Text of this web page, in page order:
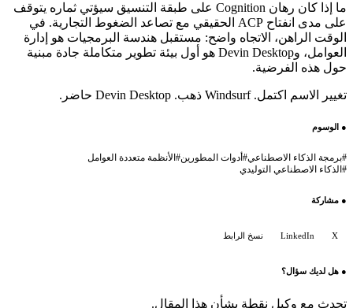
ما إذا كان رهان Cognition على طبقة التنسيق سيؤتي ثماره يتوقف
على مدى انفتاح ACP الحقيقي مع تصاعد الضغوط التجارية. في
الوقت الراهن، الاتجاه واضح: مستقبل هندسة البرمجيات هو إدارة
العوامل، وDevin Desktop هو أول بيئة تطوير متكاملة جادة مبنية
حول هذه الفرضية.
تغيير الاسم اكتمل. Windsurf ذهب. Devin Desktop حاضر.
●الوسوم
برمجة الذكاء الاصطناعي# أدوات المطورين#الأنظمة متعددة العوامل
الذكاء الاصطناعي التوليدي
●مشاركة
LinkedIn نسخ الرابط
●هل لديك سؤال؟
تحدث مع وكيل نقطة بشأن هذا المقال.